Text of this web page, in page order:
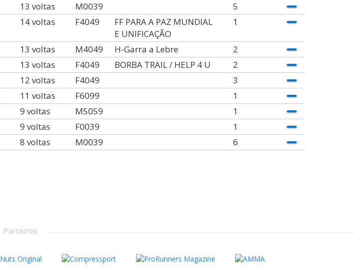
13 voltas M0039
5
14 voltas F4049
FF PARA A PAZ MUNDIAL
E UNIFICAÇÃO
1
13 voltas M4049 H-Garra a Lebre
2
13 voltas F4049 BORBA TRAIL / HELP 4 U
2
12 voltas F4049
3
11 voltas F6099
1
9 voltas M5059
1
9 voltas F0039
1
8 voltas M0039 6
Parceiros